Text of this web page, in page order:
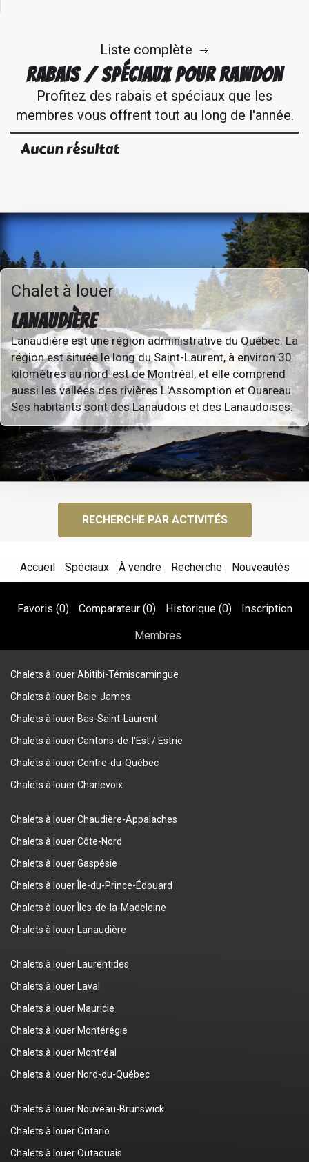
Liste complète
RABAIS / SPÉCIAUX POUR RAWDON
Profitez des rabais et spéciaux que les
membres vous offrent tout au long de l'année.
Aucun résultat
Chalet à louer
LANAUDIÈRE
Lanaudière est une région administrative du Québec. La
région est située le long du Saint-Laurent, à environ 30
kilomètres au nord-est de Montréal, et elle comprend
aussi les vallées des rivières L'Assomption et Ouareau.
Ses habitants sont des Lanaudois et des Lanaudoises.
RECHERCHE PAR ACTIVITÉS
Accueil Spéciaux À vendre Recherche Nouveautés
Favoris (0) Comparateur (0) Historique (0) Inscription
Membres
Chalets à louer Abitibi-Témiscamingue
Chalets à louer Baie-James
Chalets à louer Bas-Saint-Laurent
Chalets à louer Cantons-de-l'Est / Estrie
Chalets à louer Centre-du-Québec
Chalets à louer Charlevoix
Chalets à louer Chaudière-Appalaches
Chalets à louer Côte-Nord
Chalets à louer Gaspésie
Chalets à louer Île-du-Prince-Édouard
Chalets à louer Îles-de-la-Madeleine
Chalets à louer Lanaudière
Chalets à louer Laurentides
Chalets à louer Laval
Chalets à louer Mauricie
Chalets à louer Montérégie
Chalets à louer Montréal
Chalets à louer Nord-du-Québec
Chalets à louer Nouveau-Brunswick
Chalets à louer Ontario
Chalets à louer Outaouais